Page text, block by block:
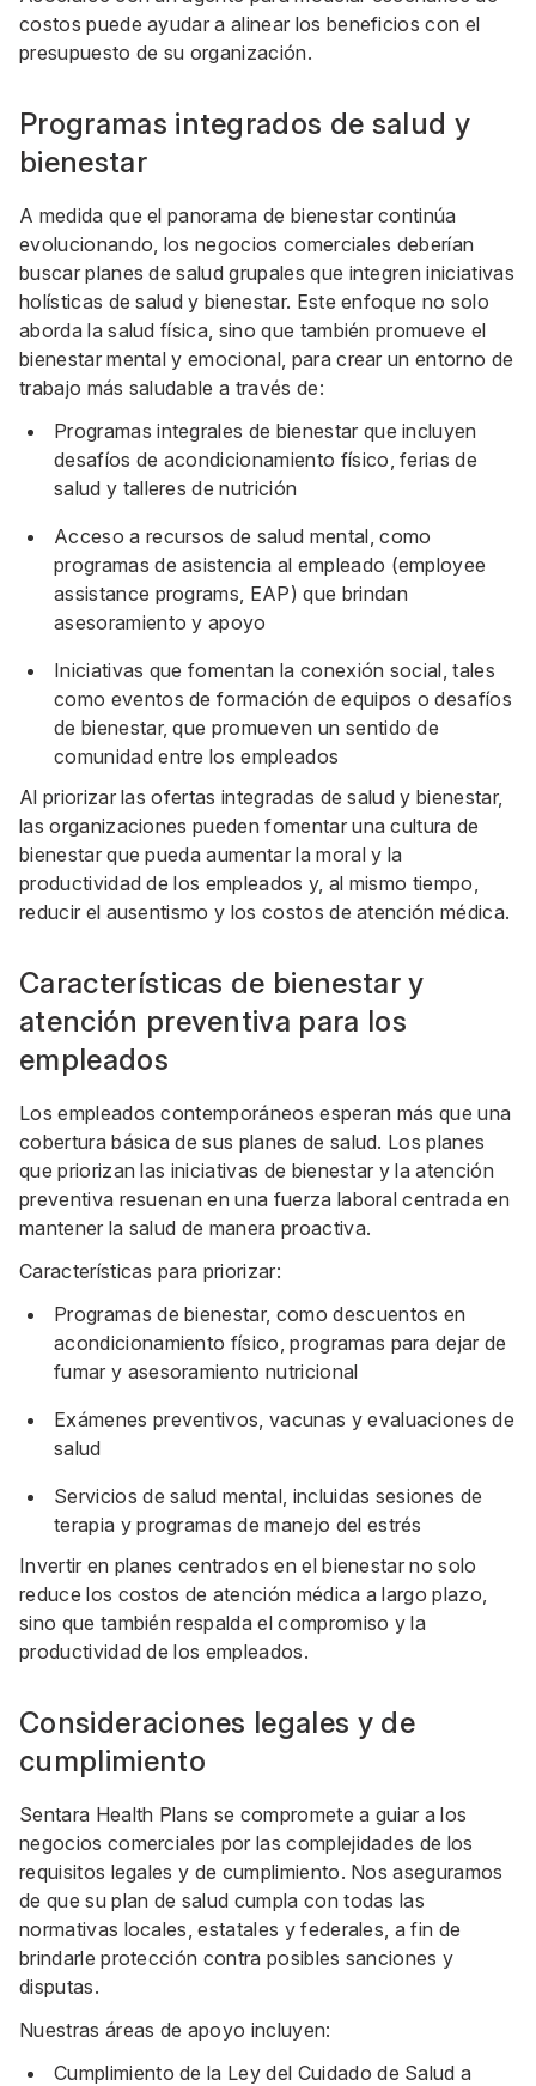
costos puede ayudar a alinear los beneficios con el
presupuesto de su organización.
Programas integrados de salud y
bienestar
A medida que el panorama de bienestar continúa
evolucionando, los negocios comerciales deberían
buscar planes de salud grupales que integren iniciativas
holísticas de salud y bienestar. Este enfoque no solo
aborda la salud física, sino que también promueve el
bienestar mental y emocional, para crear un entorno de
trabajo más saludable a través de:
Programas integrales de bienestar que incluyen
desafíos de acondicionamiento físico, ferias de
salud y talleres de nutrición
Acceso a recursos de salud mental, como
programas de asistencia al empleado (employee
assistance programs, EAP) que brindan
asesoramiento y apoyo
Iniciativas que fomentan la conexión social, tales
como eventos de formación de equipos o desafíos
de bienestar, que promueven un sentido de
comunidad entre los empleados
Al priorizar las ofertas integradas de salud y bienestar,
las organizaciones pueden fomentar una cultura de
bienestar que pueda aumentar la moral y la
productividad de los empleados y, al mismo tiempo,
reducir el ausentismo y los costos de atención médica.
Características de bienestar y
atención preventiva para los
empleados
Los empleados contemporáneos esperan más que una
cobertura básica de sus planes de salud. Los planes
que priorizan las iniciativas de bienestar y la atención
preventiva resuenan en una fuerza laboral centrada en
mantener la salud de manera proactiva.
Características para priorizar:
Programas de bienestar, como descuentos en
acondicionamiento físico, programas para dejar de
fumar y asesoramiento nutricional
Exámenes preventivos, vacunas y evaluaciones de
salud
Servicios de salud mental, incluidas sesiones de
terapia y programas de manejo del estrés
Invertir en planes centrados en el bienestar no solo
reduce los costos de atención médica a largo plazo,
sino que también respalda el compromiso y la
productividad de los empleados.
Consideraciones legales y de
cumplimiento
Sentara Health Plans se compromete a guiar a los
negocios comerciales por las complejidades de los
requisitos legales y de cumplimiento. Nos aseguramos
de que su plan de salud cumpla con todas las
normativas locales, estatales y federales, a fin de
brindarle protección contra posibles sanciones y
disputas.
Nuestras áreas de apoyo incluyen:
Cumplimiento de la Ley del Cuidado de Salud a